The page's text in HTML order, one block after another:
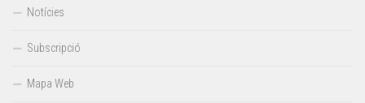
Notícies
Subscripció
Mapa Web